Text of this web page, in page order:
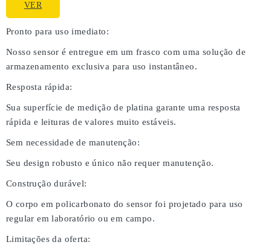
VER
Pronto para uso imediato:
Nosso sensor é entregue em um frasco com uma solução de
armazenamento exclusiva para uso instantâneo.
Resposta rápida:
Sua superfície de medição de platina garante uma resposta
rápida e leituras de valores muito estáveis.
Sem necessidade de manutenção:
Seu design robusto e único não requer manutenção.
Construção durável:
O corpo em policarbonato do sensor foi projetado para uso
regular em laboratório ou em campo.
Limitações da oferta: